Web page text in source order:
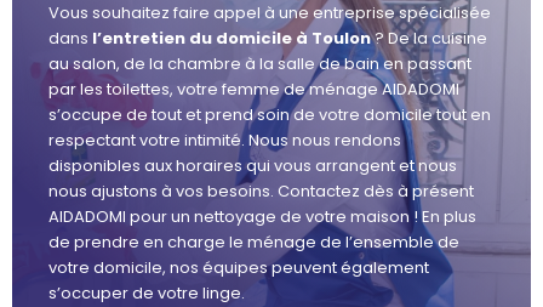
Vous souhaitez faire appel à une entreprise spécialisée
dans l’entretien du domicile à Toulon? De la cuisine
au salon, de la chambre à la salle de bain en passant
par les toilettes, votre femme de ménage AIDADOMI
s’occupe de tout et prend soin de votre domicile tout en
respectant votre intimité. Nous nous rendons
disponibles aux horaires qui vous arrangent et nous
nous ajustons à vos besoins. Contactez dès à présent
AIDADOMI pour un nettoyage de votre maison ! En plus
de prendre en charge le ménage de l’ensemble de
votre domicile, nos équipes peuvent également
s’occuper de votre linge.